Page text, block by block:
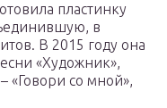
пластинку
в
В 2015 году она
«Художник»,
«Говори со мной»,